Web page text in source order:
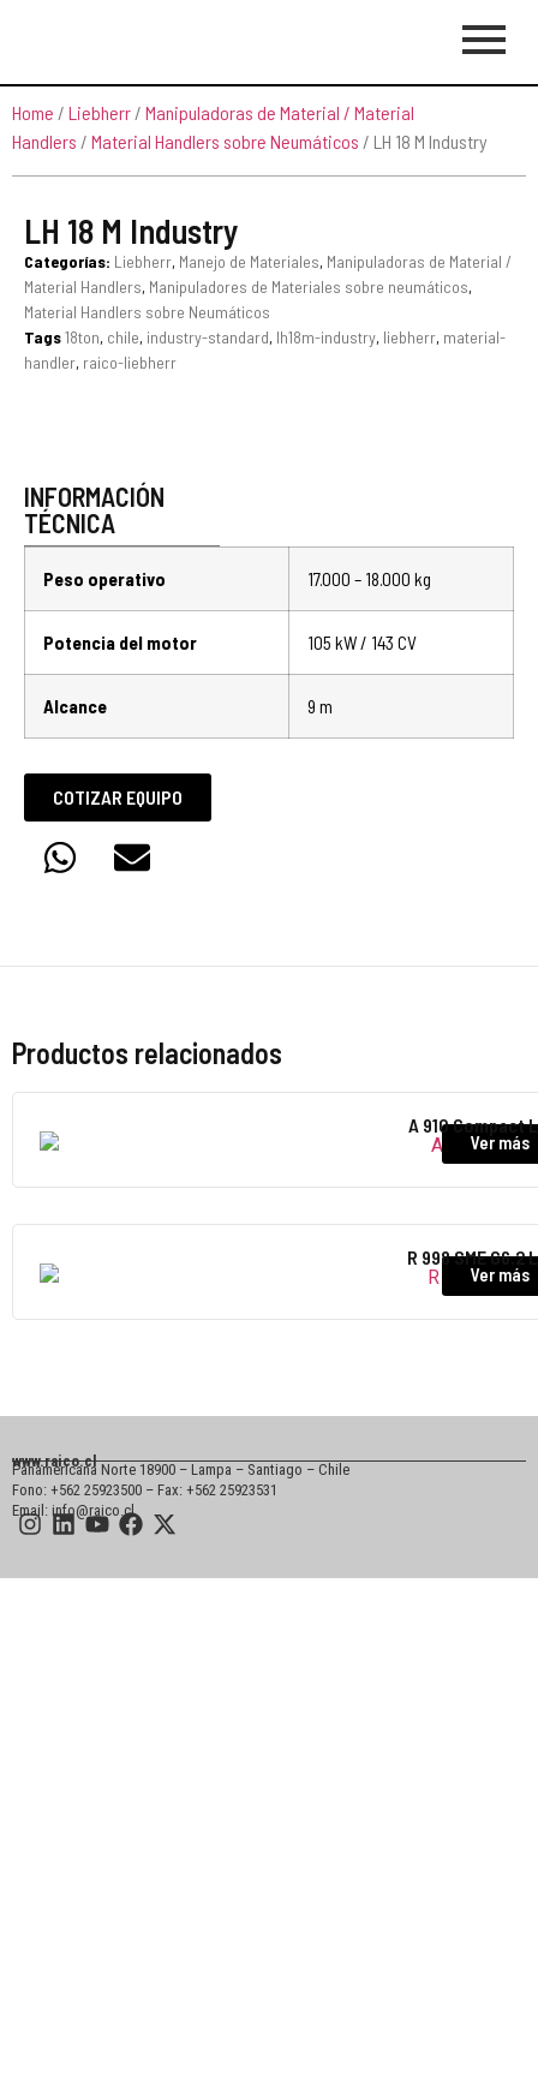
Home / Liebherr / Manipuladoras de Material / Material
Handlers / Material Handlers sobre Neumáticos / LH 18 M Industry
LH 18 M Industry
Categorías: Liebherr, Manejo de Materiales, Manipuladoras de Material /
Material Handlers, Manipuladores de Materiales sobre neumáticos,
Material Handlers sobre Neumáticos
Tags18ton, chile, industry-standard, lh18m-industry, liebherr, material-
handler, raico-liebherr
INFORMACIÓN
TÉCNICA
Peso operativo 17.000 – 18.000 kg
Potencia del motor 105 kW / 143 CV
Alcance 9 m
COTIZAR EQUIPO
Productos relacionados
A 910 Compact
Ver más
R 998 SME
Ver más
www.raico.cl
Panamericana Norte 18900 – Lampa – Santiago – Chile
Fono: +562 25923500 – Fax: +562 25923531
Email: info@raico.cl